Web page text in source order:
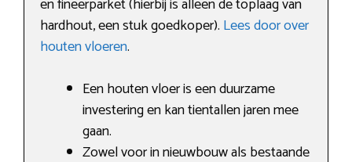
en fineerparket (hierbij is alleen de toplaag van
hardhout, een stuk goedkoper). Lees door over
houten vloeren.
Een houten vloer is een duurzame
investering en kan tientallen jaren mee
gaan.
Zowel voor in nieuwbouw als bestaande